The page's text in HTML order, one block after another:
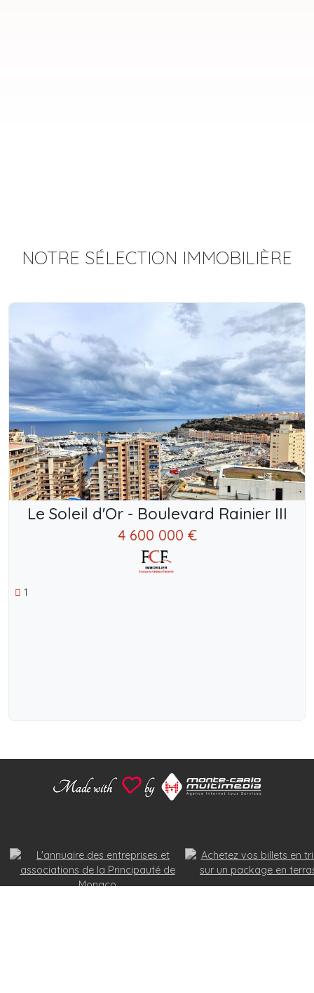
NOTRE SÉLECTION IMMOBILIÈRE
Le Soleil d'Or - Boulevard Rainier III
4 600 000 €
1